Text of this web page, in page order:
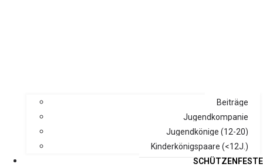
Beiträge
Jugendkompanie
Jugendkönige (12-20)
Kinderkönigspaare (<12J.)
SCHÜTZENFESTE